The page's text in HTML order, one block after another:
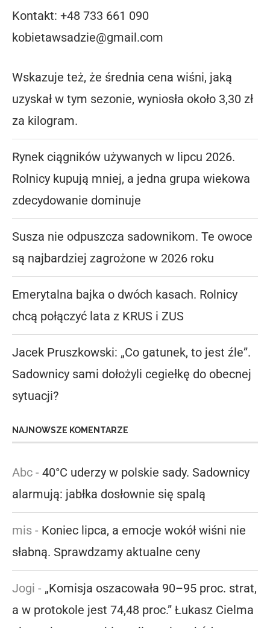
Kontakt: +48 733 661 090
kobietawsadzie@gmail.com
Wskazuje też, że średnia cena wiśni, jaką
uzyskał w tym sezonie, wyniosła około 3,30 zł
za kilogram.
Rynek ciągników używanych w lipcu 2026.
Rolnicy kupują mniej, a jedna grupa wiekowa
zdecydowanie dominuje
Susza nie odpuszcza sadownikom. Te owoce
są najbardziej zagrożone w 2026 roku
Emerytalna bajka o dwóch kasach. Rolnicy
chcą połączyć lata z KRUS i ZUS
Jacek Pruszkowski: „Co gatunek, to jest źle”.
Sadownicy sami dołożyli cegiełkę do obecnej
sytuacji?
NAJNOWSZE KOMENTARZE
Abc - 40°C uderzy w polskie sady. Sadownicy
alarmują: jabłka dosłownie się spalą
mis - Koniec lipca, a emocje wokół wiśni nie
słabną. Sprawdzamy aktualne ceny
Jogi - „Komisja oszacowała 90–95 proc. strat,
a w protokole jest 74,48 proc.” Łukasz Cielma